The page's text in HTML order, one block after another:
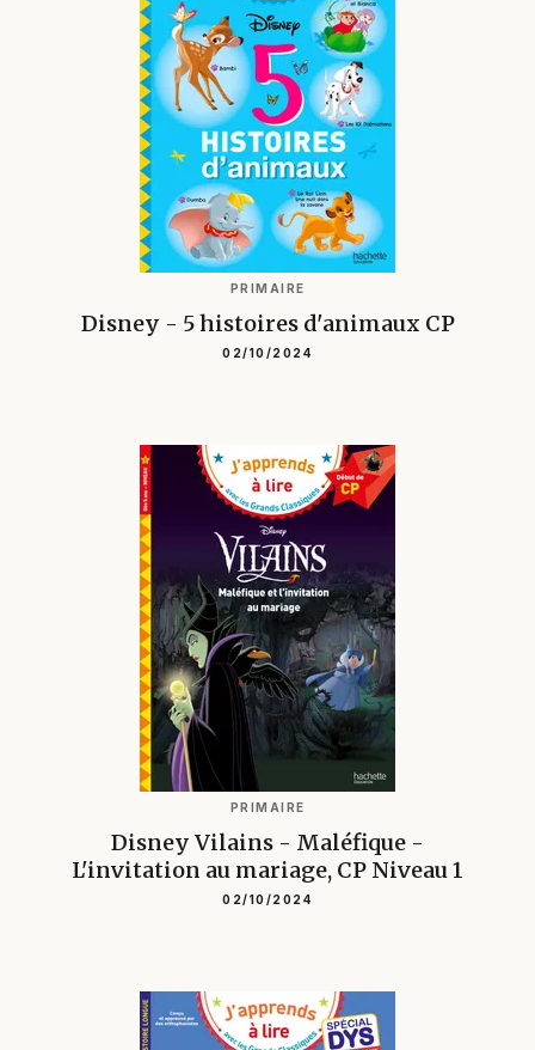
PRIMAIRE
Disney - 5 histoires d'animaux CP
02/10/2024
PRIMAIRE
Disney Vilains - Maléfique -
L'invitation au mariage, CP Niveau 1
02/10/2024